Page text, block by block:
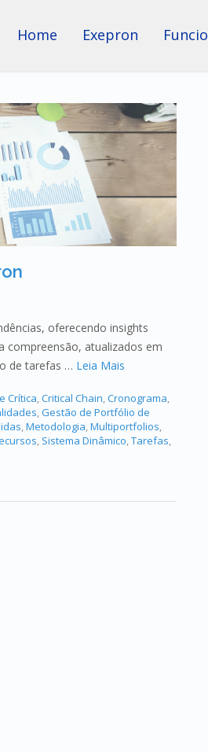
Home Exepron
oferecendo insights
compreensão, atualizados em
de tarefas … Leia Mais
Crítica,Critical Chain,Cronograma,
,Gestão de Portfólio de
,Metodologia,Multiportfolios,
, Sistema Dinâmico,Tarefas,